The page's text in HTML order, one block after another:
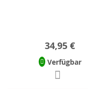
34,95 €
Verfügbar